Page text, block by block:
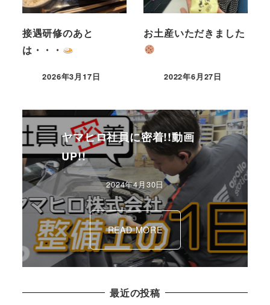
接遇研修のあと
は・・・
2026年3月17日
お土産いただきました
2022年6月27日
ヤマヒロ社員に密着!!動画
UP!!
2024年4月30日
READ MORE
最近の投稿